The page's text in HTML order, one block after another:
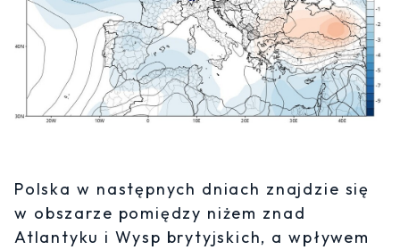
Polska w następnych dniach znajdzie się
w obszarze pomiędzy niżem znad
Atlantyku i Wysp brytyjskich, a wpływem